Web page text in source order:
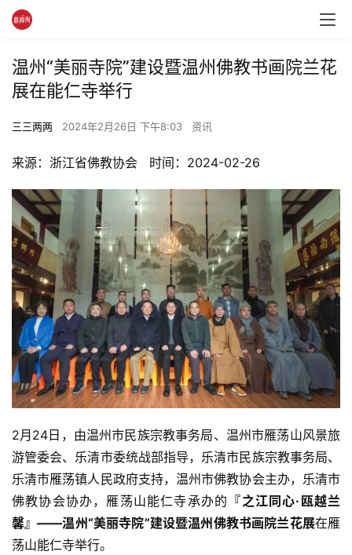
温州“美丽寺院”建设暨温州佛教书画院兰花
展在能仁寺举行
三三两两 2024年2月26日 下午8:03 资讯
来源：浙江省佛教协会   时间：2024-02-26
2月24日，由温州市民族宗教事务局、温州市雁荡山风景旅
游管委会、乐清市委统战部指导，乐清市民族宗教事务局、
乐清市雁荡镇人民政府支持，温州市佛教协会主办，乐清市
佛教协会协办，雁荡山能仁寺承办的 『之江同心·瓯越兰
馨』——温州“美丽寺院”建设暨温州佛教书画院兰花展在雁
荡山能仁寺举行。